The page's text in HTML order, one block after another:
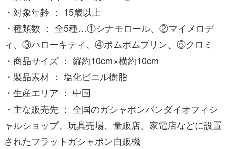
・対象年齢 ： 15歳以上
・種類数 ： 全5種…①シナモロール、②マイメロデ
ィ、③ハローキティ、④ポムポムプリン、⑤クロミ
・商品サイズ ： 縦約10cm×横約10cm
・製品素材 ： 塩化ビニル樹脂
・生産エリア ： 中国
・主な販売先 ： 全国のガシャポンバンダイオフィシ
ャルショップ、玩具売場、量販店、家電店などに設置
されたフラットガシャポン自販機